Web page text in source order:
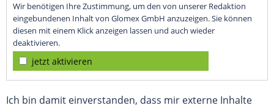
Wir benötigen Ihre Zustimmung, um den von unserer Redaktion
eingebundenen Inhalt von Glomex GmbH anzuzeigen. Sie können
diesen mit einem Klick anzeigen lassen und auch wieder
deaktivieren.
jetzt aktivieren
Ich bin damit einverstanden, dass mir externe Inhalte